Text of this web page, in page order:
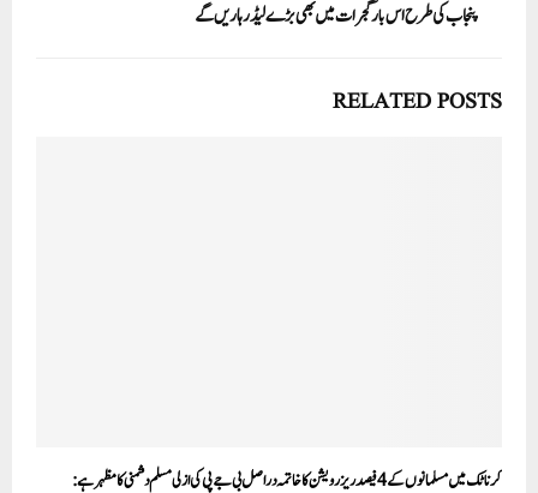
پنجاب کی طرح اس بار گجرات میں بھی بڑے لیڈر ہاریں گے
RELATED POSTS
کرناٹک میں مسلمانوں کے 4فیصد ریزرویشن کا خاتمہ دراصل بی جے پی کی ازلی مسلم دشمنی کا مظہر ہے: